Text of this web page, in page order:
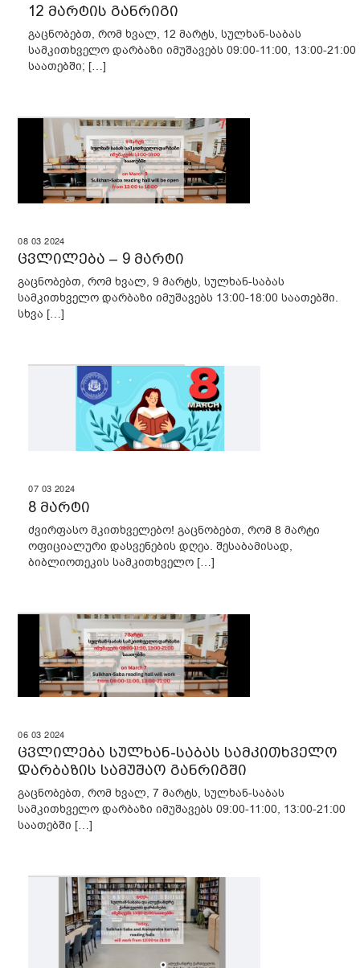
12 მარტის განრიგი
გაცნობებთ, რომ ხვალ, 12 მარტს, სულხან-საბას
სამკითხველო დარბაზი იმუშავებს 09:00-11:00, 13:00-21:00
საათებში; […]
08 03 2024
ცვლილება – 9 მარტი
გაცნობებთ, რომ ხვალ, 9 მარტს, სულხან-საბას
სამკითხველო დარბაზი იმუშავებს 13:00-18:00 საათებში.
სხვა […]
07 03 2024
8 მარტი
ძვირფასო მკითხველებო! გაცნობებთ, რომ 8 მარტი
ოფიციალური დასვენების დღეა. შესაბამისად,
ბიბლიოთეკის სამკითხველო […]
06 03 2024
ცვლილება სულხან-საბას სამკითხველო
დარბაზის სამუშაო განრიგში
გაცნობებთ, რომ ხვალ, 7 მარტს, სულხან-საბას
სამკითხველო დარბაზი იმუშავებს 09:00-11:00, 13:00-21:00
საათებში […]